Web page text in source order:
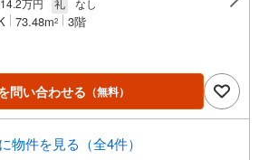
14.2万円 礼 なし
73.48m2 3階
問い合わせる （無料）
物件を見る（全4件）